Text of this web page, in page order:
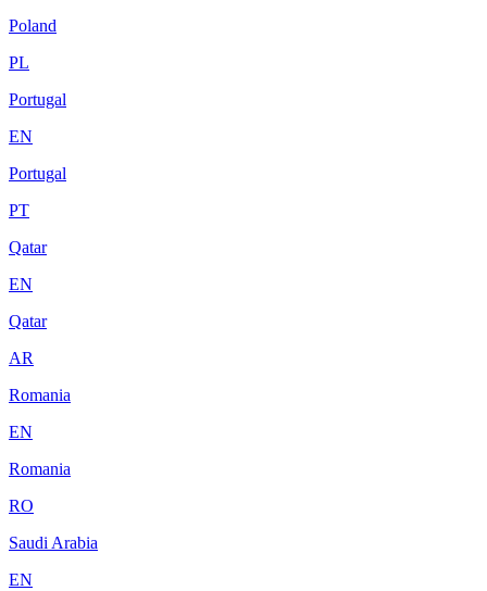
Poland
PL
Portugal
EN
Portugal
PT
Qatar
EN
Qatar
AR
Romania
EN
Romania
RO
Saudi Arabia
EN